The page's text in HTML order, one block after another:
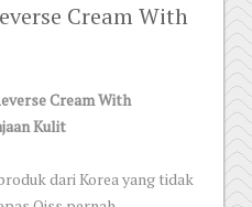
Cream With
Cream With
Kulit
dari Korea yang tidak